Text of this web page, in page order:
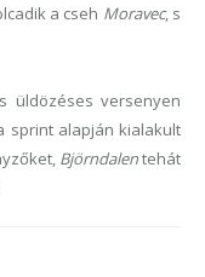
a cseh Moravec, s
üldözéses versenyen
sprint alapján kialakult
Björndalentehát